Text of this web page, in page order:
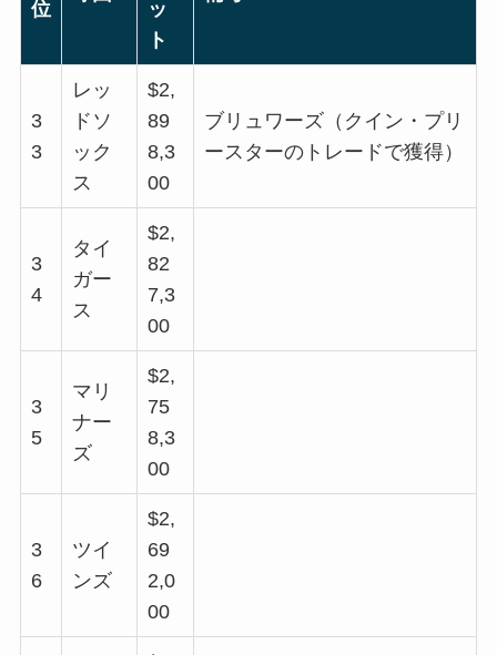
位
ッ
ト
3
3
レッ
ドソ
ック
ス
$2,
89
8,3
00
ブリュワーズ（クイン・プリ
ースターのトレードで獲得）
3
4
タイ
ガー
ス
$2,
82
7,3
00
3
5
マリ
ナー
ズ
$2,
75
8,3
00
3
6
ツイ
ンズ
$2,
69
2,0
00